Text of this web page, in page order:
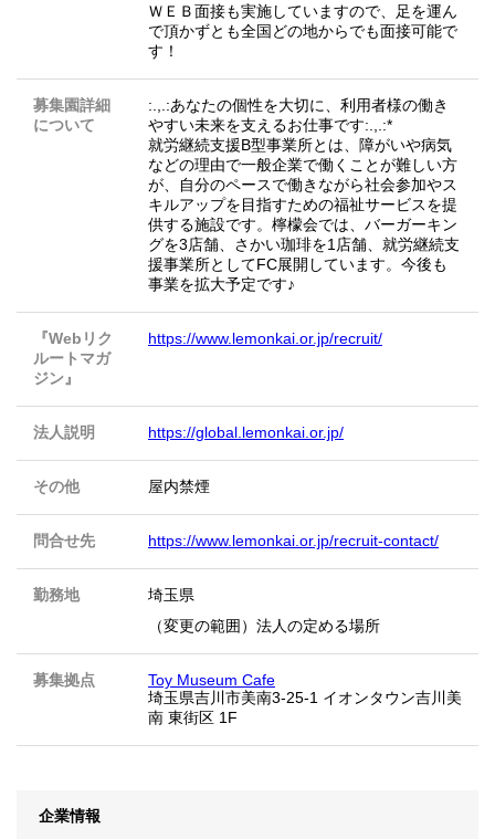
ＷＥＢ面接も実施していますので、足を運ん
で頂かずとも全国どの地からでも面接可能で
す！
募集園詳細
について
:.,.:あなたの個性を大切に、利用者様の働き
やすい未来を支えるお仕事です:.,.:*
就労継続支援B型事業所とは、障がいや病気
などの理由で一般企業で働くことが難しい方
が、自分のペースで働きながら社会参加やス
キルアップを目指すための福祉サービスを提
供する施設です。檸檬会では、バーガーキン
グを3店舗、さかい珈琲を1店舗、就労継続支
援事業所としてFC展開しています。今後も
事業を拡大予定です♪
『Webリク
ルートマガ
ジン』
https://www.lemonkai.or.jp/recruit/
法人説明 https://global.lemonkai.or.jp/
その他 屋内禁煙
問合せ先 https://www.lemonkai.or.jp/recruit-contact/
勤務地
埼玉県
（変更の範囲）法人の定める場所
募集拠点
Toy Museum Cafe
埼玉県吉川市美南3-25-1 イオンタウン吉川美
南 東街区 1F
企業情報